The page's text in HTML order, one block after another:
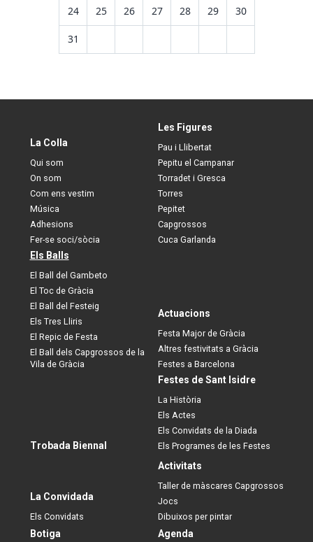
24 25 26 27 28 29 30
31
La Colla
Qui som
On som
Com ens vestim
Música
Adhesions
Fer-se soci/sòcia
Les Figures
Pau i Llibertat
Pepitu el Campanar
Torradet i Gresca
Torres
Pepitet
Capgrossos
Cuca Garlanda
Els Balls
El Ball del Gambeto
El Toc de Gràcia
El Ball del Festeig
Els Tres Lliris
El Repic de Festa
El Ball dels Capgrossos de la
Vila de Gràcia
Actuacions
Festa Major de Gràcia
Altres festivitats a Gràcia
Festes a Barcelona
Trobada Biennal
Festes de Sant Isidre
La Història
Els Actes
Els Convidats de la Diada
Els Programes de les Festes
La Convidada
Els Convidats
Activitats
Taller de màscares Capgrossos
Jocs
Dibuixos per pintar
Botiga Agenda